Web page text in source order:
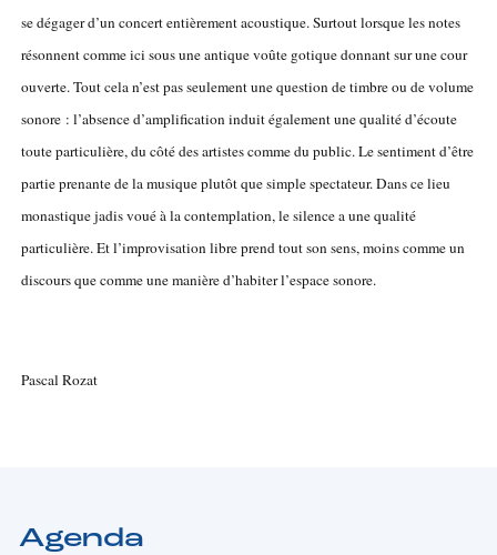
se dégager d’un concert entièrement acoustique. Surtout lorsque les notes
résonnent comme ici sous une antique voûte gotique donnant sur une cour
ouverte. Tout cela n’est pas seulement une question de timbre ou de volume
sonore : l’absence d’amplification induit également une qualité d’écoute
toute particulière, du côté des artistes comme du public. Le sentiment d’être
partie prenante de la musique plutôt que simple spectateur. Dans ce lieu
monastique jadis voué à la contemplation, le silence a une qualité
particulière. Et l’improvisation libre prend tout son sens, moins comme un
discours que comme une manière d’habiter l’espace sonore.
Pascal Rozat
Agenda